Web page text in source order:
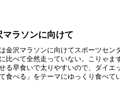
マラソンに向けて
金沢マラソンに向けてスポーツセン
比べて全然走っていない。こりゃま
る早食いで太りやすいので、ダイエ
食べる」をテーマにゆっくり食べて